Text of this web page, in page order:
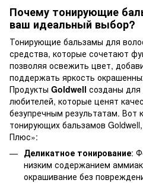
Почему тонирующие
ваш идеальный выбор?
Тонирующие бальзамы для
средства, которые сочетают
позволяя освежить цвет,
поддержать яркость
Продукты Goldwell созданы
любителей, которые ценят
безупречным результатам.
тонирующих бальзамов
Плюс»:
Деликатное тонирование:
низким содержанием
окрашивание без